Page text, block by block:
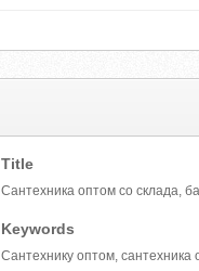
Title
Сантехника оптом со склада,
Keywords
Сантехнику оптом, сантехника